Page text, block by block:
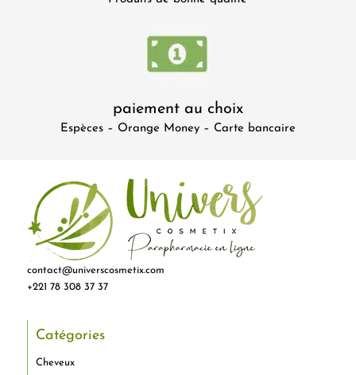
paiement au choix
Espèces – Orange Money – Carte bancaire
contact@universcosmetix.com
+221 78 308 37 37
Catégories
Cheveux